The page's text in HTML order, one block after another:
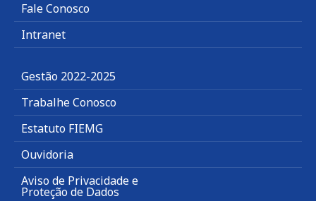
Fale Conosco
Intranet
Gestão 2022-2025
Trabalhe Conosco
Estatuto FIEMG
Ouvidoria
Aviso de Privacidade e
Proteção de Dados